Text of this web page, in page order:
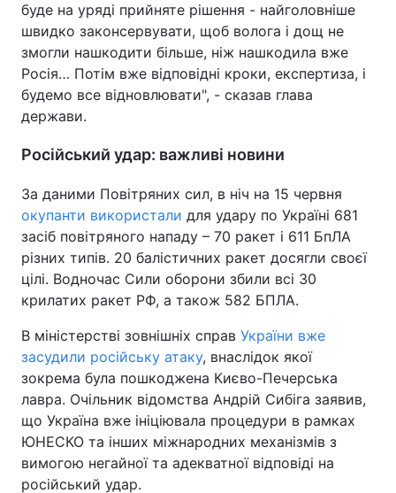
буде на уряді прийняте рішення - найголовніше
швидко законсервувати, щоб волога і дощ не
змогли нашкодити більше, ніж нашкодила вже
Росія… Потім вже відповідні кроки, експертиза, і
будемо все відновлювати", - сказав глава
держави.
Російський удар: важливі новини
За даними Повітряних сил, в ніч на 15 червня
окупанти використали для удару по Україні 681
засіб повітряного нападу – 70 ракет і 611 БпЛА
різних типів. 20 балістичних ракет досягли своєї
цілі. Водночас Сили оборони збили всі 30
крилатих ракет РФ, а також 582 БПЛА.
В міністерстві зовнішніх справ України вже
засудили російську атаку, внаслідок якої
зокрема була пошкоджена Києво-Печерська
лавра. Очільник відомства Андрій Сибіга заявив,
що Україна вже ініціювала процедури в рамках
ЮНЕСКО та інших міжнародних механізмів з
вимогою негайної та адекватної відповіді на
російський удар.